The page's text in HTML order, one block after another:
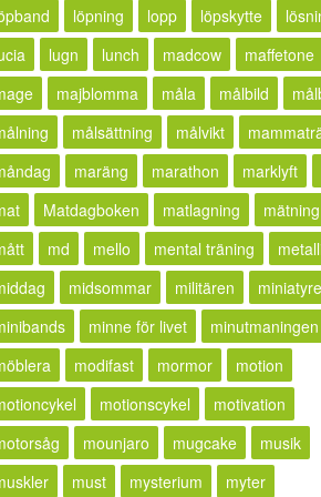
löpning lopp löpskytte
lugn lunch madcow
maffetone
majblomma måla målbild
målsättning målvikt
maräng marathon marklyft
Matdagboken matlagning
mätning
md mello mental träning
midsommar militären
minne för livet
minutmaningen
modifast mormor
motion
motionscykel
motivation
mounjaro mugcake
musik
must mysterium myter